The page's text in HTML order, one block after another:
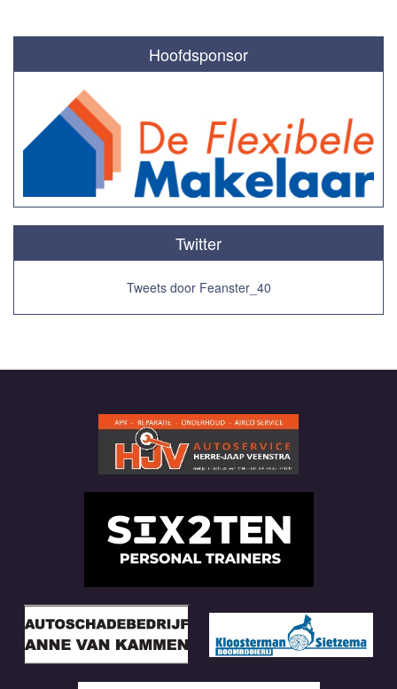
Hoofdsponsor
Twitter
Tweets door Feanster_40